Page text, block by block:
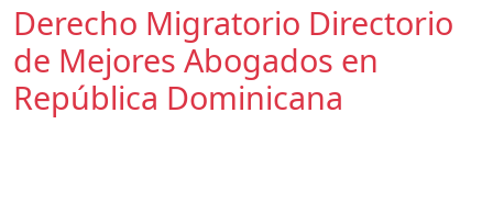
Derecho Migratorio Directorio
de Mejores Abogados en
República Dominicana